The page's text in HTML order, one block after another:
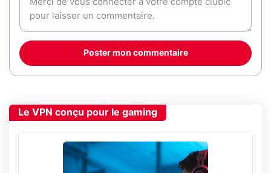
Poster mon commentaire
Le VPN conçu pour le gaming